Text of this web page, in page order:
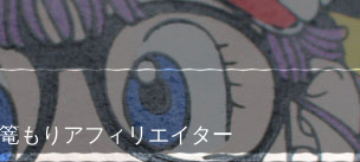
もりアフィリエイター